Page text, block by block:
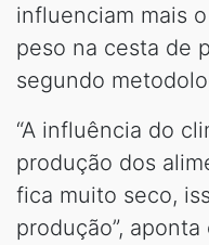
influenciam mais
peso na cesta de
segundo
“A influência do
produção dos
fica muito seco,
produção”,